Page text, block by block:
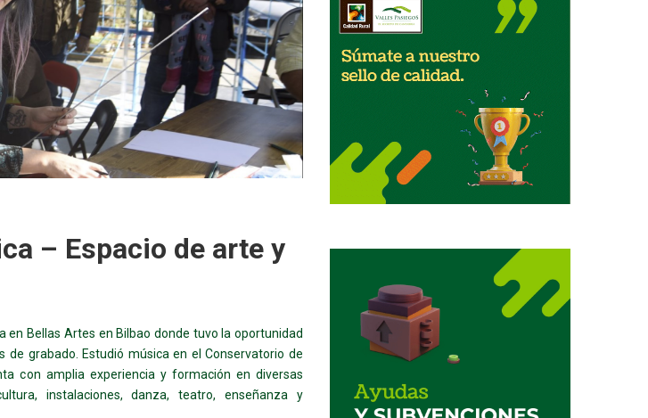
– Espacio de arte y
en Bellas Artes en Bilbao donde tuvo la oportunidad
de grabado. Estudió música en el Conservatorio de
con amplia experiencia y formación en diversas
instalaciones, danza, teatro, enseñanza y